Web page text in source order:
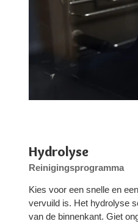
Hydrolyse
Reinigingsprogramma
Kies voor een snelle en
vervuild is. Het hydrolyse
van de binnenkant. Giet